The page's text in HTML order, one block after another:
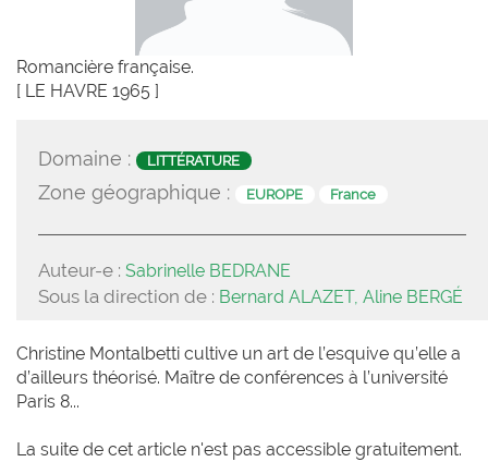
Romancière française.
[ LE HAVRE 1965 ]
Domaine : LITTÉRATURE
Zone géographique : EUROPE France
Auteur-e : Sabrinelle BEDRANE
Sous la direction de : Bernard ALAZET, Aline BERGÉ
Christine Montalbetti cultive un art de l’esquive qu’elle a
d’ailleurs théorisé. Maître de conférences à l’université
Paris 8...
La suite de cet article n'est pas accessible gratuitement.